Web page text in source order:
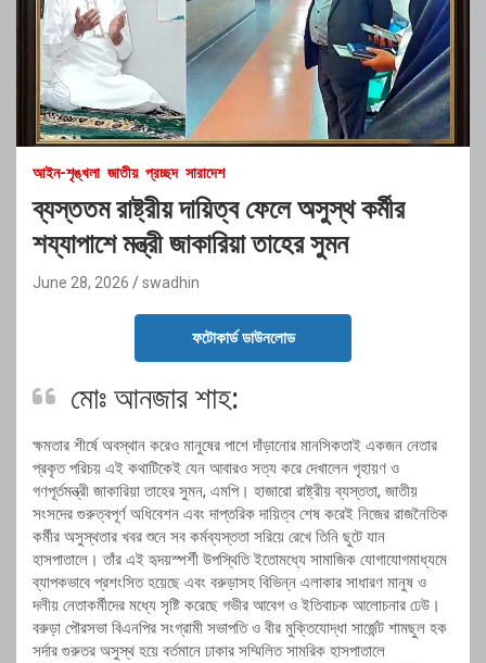
আইন-শৃঙ্খলা জাতীয় প্রচ্ছদ সারাদেশ
ব্যস্ততম রাষ্ট্রীয় দায়িত্ব ফেলে অসুস্থ কর্মীর
শয্যাপাশে মন্ত্রী জাকারিয়া তাহের সুমন
June 28, 2026 swadhin
ফটোকার্ড ডাউনলোড
মোঃ আনজার শাহ:
ক্ষমতার শীর্ষে অবস্থান করেও মানুষের পাশে দাঁড়ানোর মানসিকতাই একজন নেতার
প্রকৃত পরিচয় এই কথাটিকেই যেন আবারও সত্য করে দেখালেন গৃহায়ণ ও
গণপূর্তমন্ত্রী জাকারিয়া তাহের সুমন, এমপি। হাজারো রাষ্ট্রীয় ব্যস্ততা, জাতীয়
সংসদের গুরুত্বপূর্ণ অধিবেশন এবং দাপ্তরিক দায়িত্ব শেষ করেই নিজের রাজনৈতিক
কর্মীর অসুস্থতার খবর শুনে সব কর্মব্যস্ততা সরিয়ে রেখে তিনি ছুটে যান
হাসপাতালে। তাঁর এই হৃদয়স্পর্শী উপস্থিতি ইতোমধ্যে সামাজিক যোগাযোগমাধ্যমে
ব্যাপকভাবে প্রশংসিত হয়েছে এবং বরুড়াসহ বিভিন্ন এলাকার সাধারণ মানুষ ও
দলীয় নেতাকর্মীদের মধ্যে সৃষ্টি করেছে গভীর আবেগ ও ইতিবাচক আলোচনার ঢেউ।
বরুড়া পৌরসভা বিএনপির সংগ্রামী সভাপতি ও বীর মুক্তিযোদ্ধা সার্জেন্ট শামছুল হক
সর্দার গুরুতর অসুস্থ হয়ে বর্তমানে ঢাকার সম্মিলিত সামরিক হাসপাতালে